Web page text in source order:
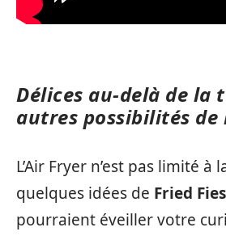
Délices au-delà de la
autres possibilités de
L’Air Fryer n’est pas limité à
quelques idées de Fried
pourraient éveiller votre